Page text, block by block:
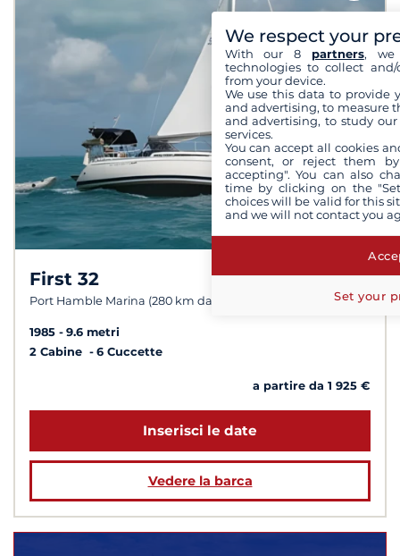
First 32
Port Hamble Marina (280 km da Hornning)
1985
9.6 metri
2 Cabine
6 Cuccette
a partire da 1 925 €
Inserisci le date
Vedere la barca
We respect your
With our 8 partners, we
technologies to collect
from your device.
We use this data to provide
and advertising, to measure
and advertising, to study
services.
You can accept all cookies
consent, or reject them
accepting". You can also
time by clicking on the
choices will be valid for this
and we will not contact you
Set your